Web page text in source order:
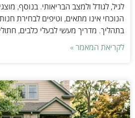
לגיל, לגודל ולמצב הבריאותי. בנוסף,
הנוכחי אינו מתאים, וטיפים לבחירת
בתהליך. מדריך מעשי לבעלי כלבים,
לקריאת המאמר »